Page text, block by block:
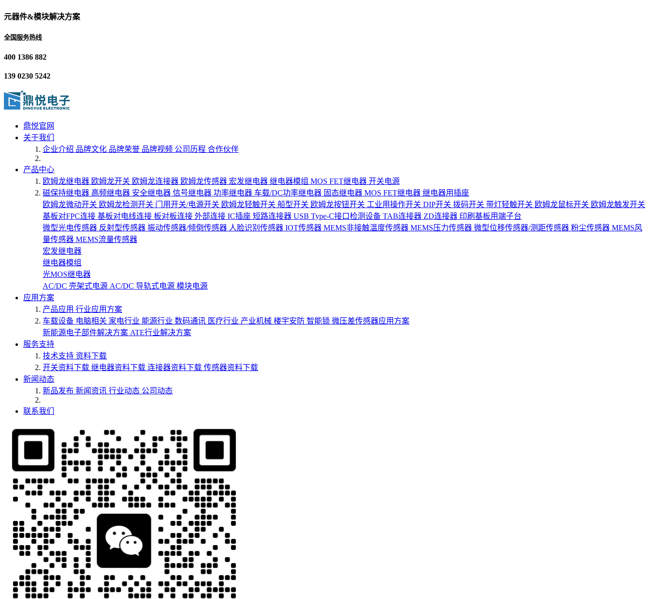
元器件&模块解决方案
全国服务热线
400 1386 882
139 0230 5242
鼎悦官网
关于我们
企业介绍 品牌文化 品牌荣誉 品牌视频 公司历程 合作伙伴
产品中心
欧姆龙继电器 欧姆龙开关 欧姆龙连接器 欧姆龙传感器 宏发继电器 继电器模组 MOS FET继电器 开关电源
磁保持继电器 高频继电器 安全继电器 信号继电器 功率继电器 车载/DC功率继电器 固态继电器 MOS FET继电器 继电器用插座
欧姆龙微动开关 欧姆龙检测开关 门用开关/电源开关 欧姆龙轻触开关 船型开关 欧姆龙按钮开关 工业用操作开关 DIP开关 拨码开关 带灯轻触开关 欧姆龙鼠标开关 欧姆龙触发开关
基板对FPC连接 基板对电线连接 板对板连接 外部连接 IC插座 短路连接器 USB Type-C接口检测设备 TAB连接器 ZD连接器 印刷基板用端子台
微型光电传感器 反射型传感器 振动传感器/倾倒传感器 人脸识别传感器 IOT传感器 MEMS非接触温度传感器 MEMS压力传感器 微型位移传感器/测距传感器 粉尘传感器 MEMS风
量传感器 MEMS流量传感器
宏发继电器
继电器模组
光MOS继电器
AC/DC 壳架式电源 AC/DC 导轨式电源 模块电源
应用方案
产品应用 行业应用方案
车载设备 电脑相关 家电行业 能源行业 数码通讯 医疗行业 产业机械 楼宇安防 智能锁 微压差传感器应用方案
新能源电子部件解决方案 ATE行业解决方案
服务支持
技术支持 资料下载
开关资料下载 继电器资料下载 连接器资料下载 传感器资料下载
新闻动态
新品发布 新闻资讯 行业动态 公司动态
联系我们